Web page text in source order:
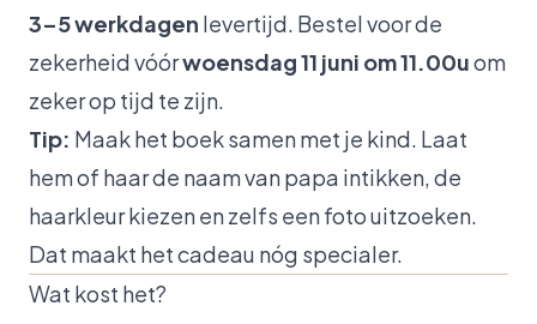
3–5 werkdagen levertijd. Bestel voor de
zekerheid vóórwoensdag 11 juni om 11.00uom
zeker op tijd te zijn.
Tip: Maak het boek samen met je kind. Laat
hem of haar de naam van papa intikken, de
haarkleur kiezen en zelfs een foto uitzoeken.
Dat maakt het cadeau nóg specialer.
Wat kost het?